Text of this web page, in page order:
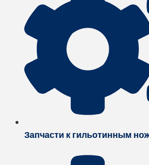
Запчасти к гильотинным